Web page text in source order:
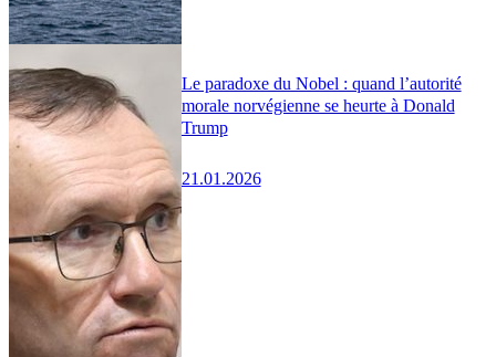
Le paradoxe du Nobel : quand l’autorité
morale norvégienne se heurte à Donald
Trump
21.01.2026